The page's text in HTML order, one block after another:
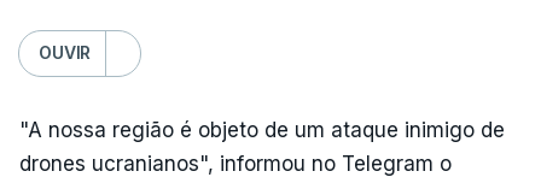
OUVIR
"A nossa região é objeto de um ataque inimigo de
drones ucranianos", informou no Telegram o